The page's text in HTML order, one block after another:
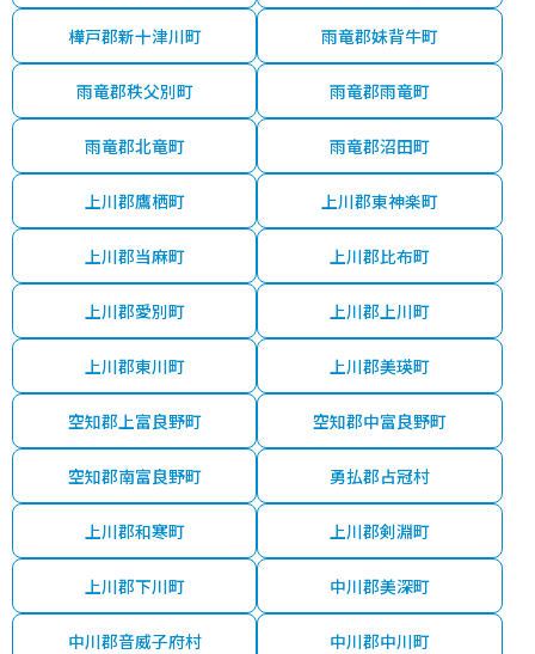
樺戸郡新十津川町 雨竜郡妹背牛町
雨竜郡秩父別町 雨竜郡雨竜町
雨竜郡北竜町 雨竜郡沼田町
上川郡鷹栖町 上川郡東神楽町
上川郡当麻町 上川郡比布町
上川郡愛別町 上川郡上川町
上川郡東川町 上川郡美瑛町
空知郡上富良野町 空知郡中富良野町
空知郡南富良野町 勇払郡占冠村
上川郡和寒町 上川郡剣淵町
上川郡下川町 中川郡美深町
中川郡音威子府村 中川郡中川町